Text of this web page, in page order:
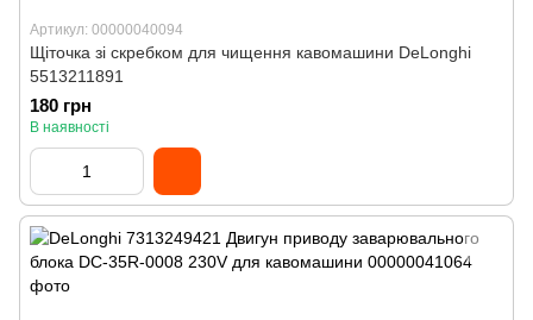
Артикул: 00000040094
Щіточка зі скребком для чищення кавомашини DeLonghi
5513211891
180 грн
В наявності